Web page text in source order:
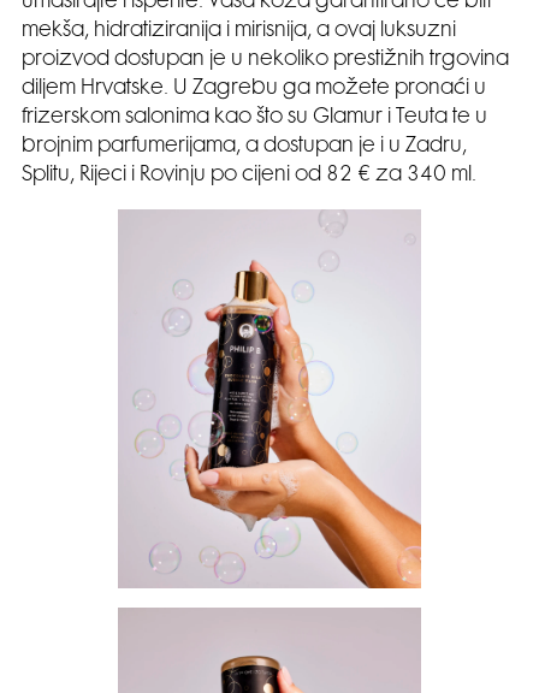
mekša, hidratiziranija i mirisnija, a ovaj luksuzni
proizvod dostupan je u nekoliko prestižnih trgovina
diljem Hrvatske. U Zagrebu ga možete pronaći u
frizerskom salonima kao što su Glamur i Teuta te u
brojnim parfumerijama, a dostupan je i u Zadru,
Splitu, Rijeci i Rovinju po cijeni od 82 € za 340 ml.